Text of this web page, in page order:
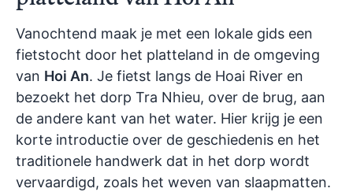
Vanochtend maak je met een lokale gids een
fietstocht door het platteland in de omgeving
van Hoi An. Je fietst langs de Hoai River en
bezoekt het dorp Tra Nhieu, over de brug, aan
de andere kant van het water. Hier krijg je een
korte introductie over de geschiedenis en het
traditionele handwerk dat in het dorp wordt
vervaardigd, zoals het weven van slaapmatten.